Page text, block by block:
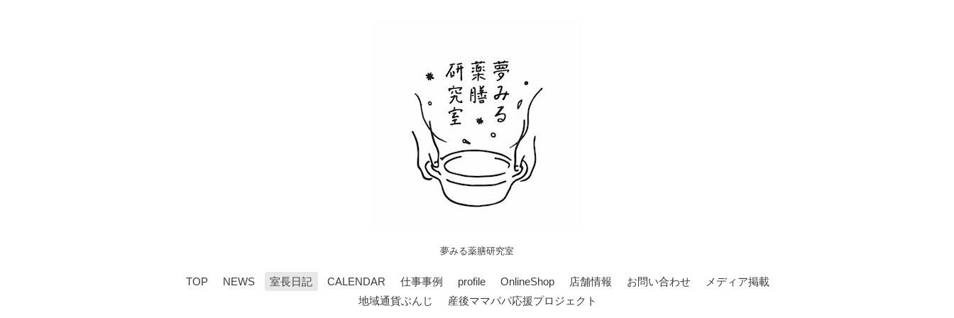
夢みる薬膳研究室
TOP NEWS 室長日記 CALENDAR 仕事事例 profile OnlineShop 店舗情報 お問い合わせ
メディア掲載
地域通貨ぶんじ
産後ママパパ応援プロジェクト